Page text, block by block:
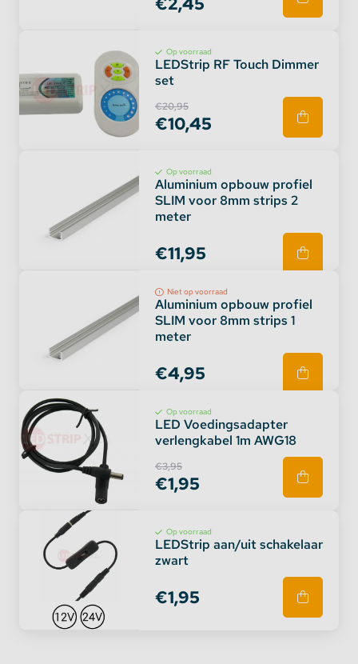
Op voorraad
LEDStrip RF Touch Dimmer
set
€20,95
€10,45
Op voorraad
Aluminium opbouw profiel
SLIM voor 8mm strips 2
meter
€11,95
Niet op voorraad
Aluminium opbouw profiel
SLIM voor 8mm strips 1
meter
€4,95
Op voorraad
LED Voedingsadapter
verlengkabel 1m AWG18
€3,95
€1,95
Op voorraad
LEDStrip aan/uit schakelaar
zwart
€1,95